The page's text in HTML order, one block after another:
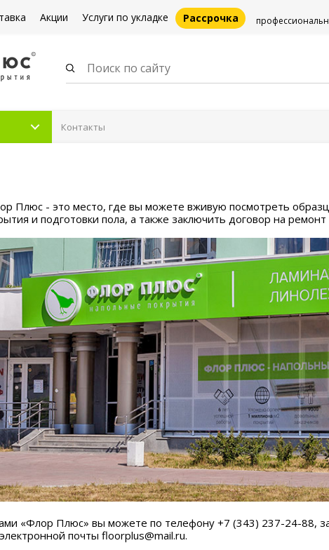
Акции Услуги по укладке Рассрочка
Контакты
Плюс - это место, где вы можете вживую посмотреть
и подготовки пола, а также заключить договор на
«Флор Плюс» вы можете по телефону+7 (343) 237-24-88,
почты floorplus@mail.ru.